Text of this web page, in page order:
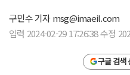
구민수 기자msg@imaeil.com
입력 2024-02-29 17:26:38 수정
구글 검색